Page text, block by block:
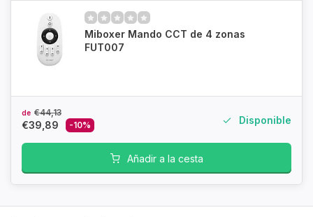
Miboxer Mando CCT de 4 zonas
FUT007
de €44,13
€39,89 -10% Disponible
Añadir a la cesta